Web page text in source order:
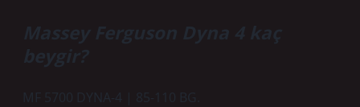
Massey Ferguson Dyna 4 kaç
beygir?
MF 5700 DYNA-4 | 85-110 BG.